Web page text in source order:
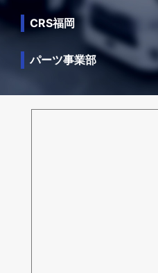
CRS福岡
パーツ事業部